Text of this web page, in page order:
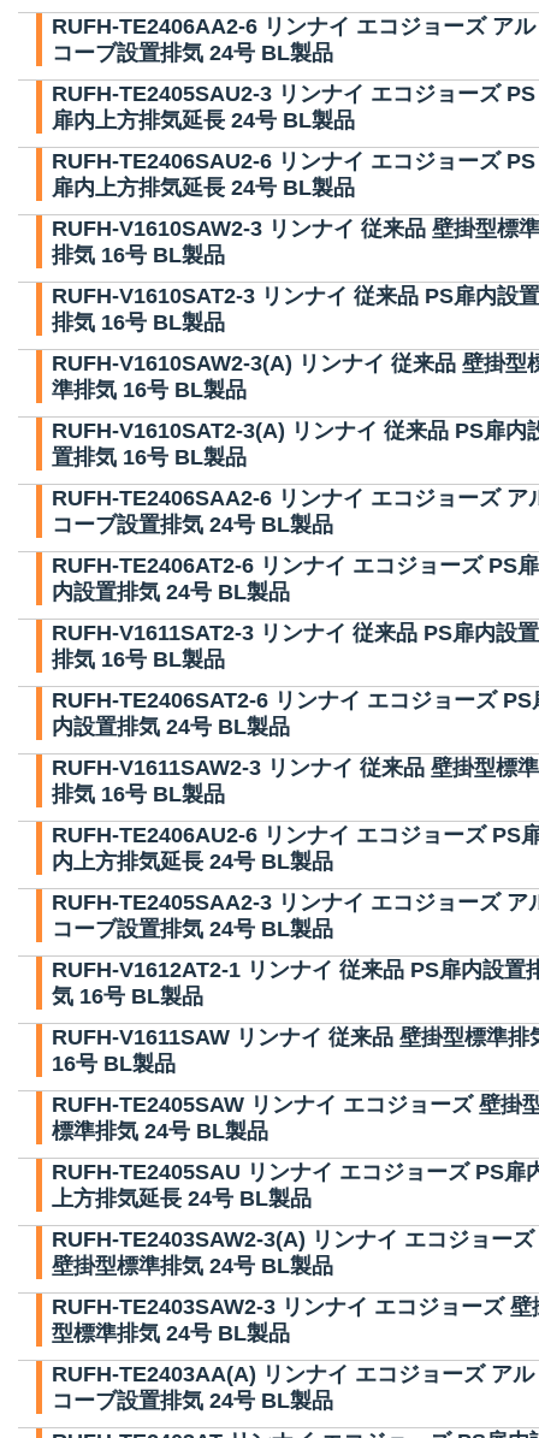
RUFH-TE2406AA2-6 リンナイ エコジョーズ アル
コーブ設置排気 24号 BL製品
RUFH-TE2405SAU2-3 リンナイ エコジョーズ PS
扉内上方排気延長 24号 BL製品
RUFH-TE2406SAU2-6 リンナイ エコジョーズ PS
扉内上方排気延長 24号 BL製品
RUFH-V1610SAW2-3 リンナイ 従来品 壁掛型標準
排気 16号 BL製品
RUFH-V1610SAT2-3 リンナイ 従来品 PS扉内設置
排気 16号 BL製品
RUFH-V1610SAW2-3(A) リンナイ 従来品 壁掛型
準排気 16号 BL製品
RUFH-V1610SAT2-3(A) リンナイ 従来品 PS扉内
置排気 16号 BL製品
RUFH-TE2406SAA2-6 リンナイ エコジョーズ ア
コーブ設置排気 24号 BL製品
RUFH-TE2406AT2-6 リンナイ エコジョーズ PS扉
内設置排気 24号 BL製品
RUFH-V1611SAT2-3 リンナイ 従来品 PS扉内設置
排気 16号 BL製品
RUFH-TE2406SAT2-6 リンナイ エコジョーズ PS
内設置排気 24号 BL製品
RUFH-V1611SAW2-3 リンナイ 従来品 壁掛型標準
排気 16号 BL製品
RUFH-TE2406AU2-6 リンナイ エコジョーズ PS
内上方排気延長 24号 BL製品
RUFH-TE2405SAA2-3 リンナイ エコジョーズ ア
コーブ設置排気 24号 BL製品
RUFH-V1612AT2-1 リンナイ 従来品 PS扉内設置
気 16号 BL製品
RUFH-V1611SAW リンナイ 従来品 壁掛型標準排
16号 BL製品
RUFH-TE2405SAW リンナイ エコジョーズ 壁掛
標準排気 24号 BL製品
RUFH-TE2405SAU リンナイ エコジョーズ PS扉
上方排気延長 24号 BL製品
RUFH-TE2403SAW2-3(A) リンナイ エコジョーズ
壁掛型標準排気 24号 BL製品
RUFH-TE2403SAW2-3 リンナイ エコジョーズ 壁
型標準排気 24号 BL製品
RUFH-TE2403AA(A) リンナイ エコジョーズ アル
コーブ設置排気 24号 BL製品